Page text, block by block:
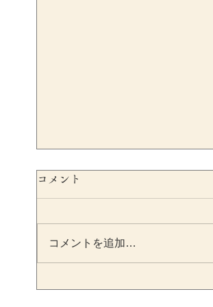
SESCが不正会計リスクをシ
コメント
コメントを追加…